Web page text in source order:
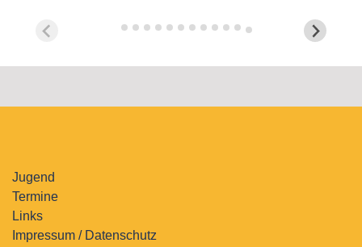
Jugend
Termine
Links
Impressum / Datenschutz